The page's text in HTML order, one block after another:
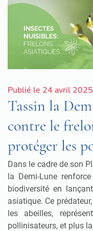
Publié le 24 avril 2025
Tassin la
contre le
protéger les
Dans le cadre de son
la Demi-Lune
biodiversité en
asiatique. Ce
les abeilles,
pollinisateurs, et plus